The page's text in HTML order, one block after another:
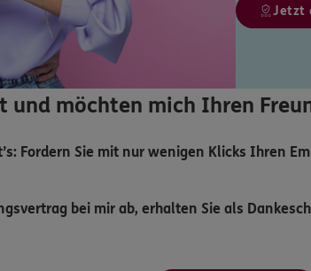
Jetzt
und möchten mich Ihren
Fordern Sie mit nur wenigen Klicks Ihren
bei mir ab, erhalten Sie als